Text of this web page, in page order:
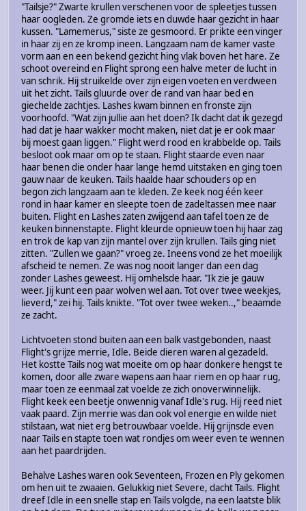
"Tailsje?" Zwarte krullen verschenen voor de spleetjes tussen
haar oogleden. Ze gromde iets en duwde haar gezicht in haar
kussen. "Lamemerus," siste ze gesmoord. Er prikte een vinger
in haar zij en ze kromp ineen. Langzaam nam de kamer vaste
vorm aan en een bekend gezicht hing vlak boven het hare. Ze
schoot overeind en Flight sprong een halve meter de lucht in
van schrik. Hij struikelde over zijn eigen voeten en verdween
uit het zicht. Tails gluurde over de rand van haar bed en
giechelde zachtjes. Lashes kwam binnen en fronste zijn
voorhoofd. "Wat zijn jullie aan het doen? Ik dacht dat ik gezegd
had dat je haar wakker mocht maken, niet dat je er ook maar
bij moest gaan liggen." Flight werd rood en krabbelde op. Tails
besloot ook maar om op te staan. Flight staarde even naar
haar benen die onder haar lange hemd uitstaken en ging toen
gauw naar de keuken. Tails haalde haar schouders op en
begon zich langzaam aan te kleden. Ze keek nog één keer
rond in haar kamer en sleepte toen de zadeltassen mee naar
buiten. Flight en Lashes zaten zwijgend aan tafel toen ze de
keuken binnenstapte. Flight kleurde opnieuw toen hij haar zag
en trok de kap van zijn mantel over zijn krullen. Tails ging niet
zitten. "Zullen we gaan?" vroeg ze. Ineens vond ze het moeilijk
afscheid te nemen. Ze was nog nooit langer dan een dag
zonder Lashes geweest. Hij omhelsde haar. "Ik zie je gauw
weer. Jij kunt een paar wolven wel aan. Tot over twee weekjes,
lieverd," zei hij. Tails knikte. "Tot over twee weken..," beaamde
ze zacht.
Lichtvoeten stond buiten aan een balk vastgebonden, naast
Flight's grijze merrie, Idle. Beide dieren waren al gezadeld.
Het kostte Tails nog wat moeite om op haar donkere hengst te
komen, door alle zware wapens aan haar riem en op haar rug,
maar toen ze eenmaal zat voelde ze zich onoverwinnelijk.
Flight keek een beetje onwennig vanaf Idle's rug. Hij reed niet
vaak paard. Zijn merrie was dan ook vol energie en wilde niet
stilstaan, wat niet erg betrouwbaar voelde. Hij grijnsde even
naar Tails en stapte toen wat rondjes om weer even te wennen
aan het paardrijden.
Behalve Lashes waren ook Seventeen, Frozen en Ply gekomen
om hen uit te zwaaien. Gelukkig niet Severe, dacht Tails. Flight
dreef Idle in een snelle stap en Tails volgde, na een laatste blik